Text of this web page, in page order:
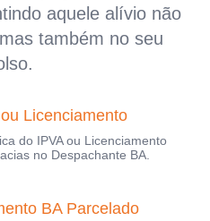
aquele alívio não
também no seu
Licenciamento
do IPVA ou Licenciamento
no Despachante BA.
BA Parcelado